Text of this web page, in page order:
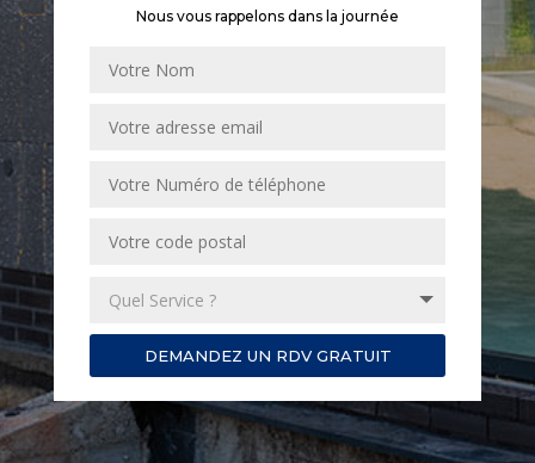
Nous vous rappelons dans la journée
DEMANDEZ UN RDV GRATUIT